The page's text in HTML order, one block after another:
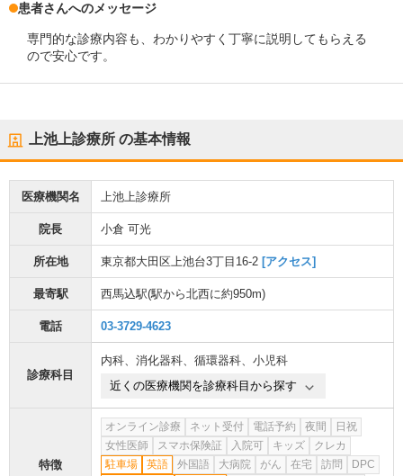
患者さんへのメッセージ
専門的な診療内容も、わかりやすく丁寧に説明してもらえる
ので安心です。
上池上診療所 の基本情報
医療機関名 上池上診療所
院長 小倉 可光
所在地 東京都大田区上池台3丁目16-2 [アクセス]
最寄駅 西馬込駅(駅から北西に約950m)
電話 03-3729-4623
診療科目
内科、 消化器科、 循環器科、 小児科
近くの医療機関を診療科目から探す
特徴
オンライン診療 ネット受付 電話予約 夜間
日祝
女性医師
スマホ保険証 入院可 キッズ
クレカ
駐車場
英語 外国語 大病院 がん 在宅 訪問
DPC